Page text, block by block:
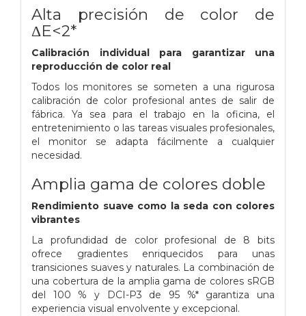
Alta precisión de color de
ΔE<2*
Calibración individual para garantizar una
reproducción de color real
Todos los monitores se someten a una rigurosa
calibración de color profesional antes de salir de
fábrica. Ya sea para el trabajo en la oficina, el
entretenimiento o las tareas visuales profesionales,
el monitor se adapta fácilmente a cualquier
necesidad.
Amplia gama de colores doble
Rendimiento suave como la seda con colores
vibrantes
La profundidad de color profesional de 8 bits
ofrece gradientes enriquecidos para unas
transiciones suaves y naturales. La combinación de
una cobertura de la amplia gama de colores sRGB
del 100 % y DCI-P3 de 95 %* garantiza una
experiencia visual envolvente y excepcional.